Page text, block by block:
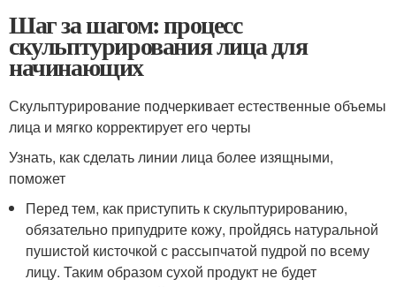
Шаг за шагом: процесс
скульптурирования лица для
начинающих
Скульптурирование подчеркивает естественные объемы
лица и мягко корректирует его черты
Узнать, как сделать линии лица более изящными,
поможет
Перед тем, как приступить к скульптурированию,
обязательно припудрите кожу, пройдясь натуральной
пушистой кисточкой с рассыпчатой пудрой по всему
лицу. Таким образом сухой продукт не будет